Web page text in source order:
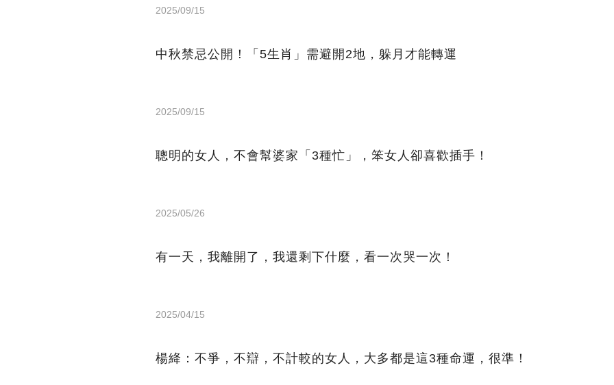
2025/09/15
中秋禁忌公開！「5生肖」需避開2地，躲月才能轉運
2025/09/15
聰明的女人，不會幫婆家「3種忙」，笨女人卻喜歡插手！
2025/05/26
有一天，我離開了，我還剩下什麼，看一次哭一次！
2025/04/15
楊絳：不爭，不辯，不計較的女人，大多都是這3種命運，很準！